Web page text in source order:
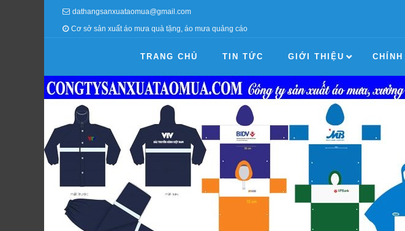
dathangsanxuataomua@gmail.com
Cơ sở sản xuất áo mưa quà tặng, áo mưa quảng cáo
TRANG CHỦ TIN TỨC GIỚI THIỆU